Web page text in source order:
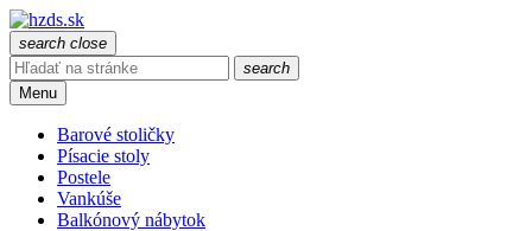
search close
search
Menu
Barové stoličky
Písacie stoly
Postele
Vankúše
Balkónový nábytok